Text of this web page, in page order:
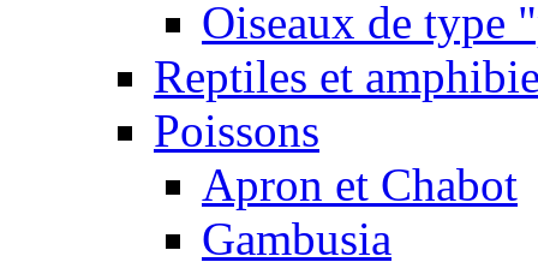
Oiseaux de type
Reptiles et
Poissons
Apron et Chabot
Gambusia